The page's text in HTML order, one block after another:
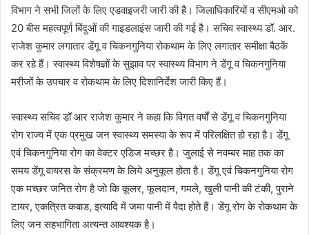
a
n
e
m
a
विभाग ने सभी जिलों के लिए एडवाइजरी जारी की है। जिलाधिकारियों व सीएमओ को
20 बीस महत्वपूर्ण बिंदुओं की गाइडलाइंस जारी की गई है। सचिव स्वास्थ्य डॉ. आर.
राजेश कुमार लगातार डेंगू व चिकनगुनिया रोकथाम के लिए लगातार समीक्षा बैठकें
कर रहे हैं। स्वास्थ्य विशेषज्ञों के सुझाव पर स्वास्थ्य विभाग ने डेंगू व चिकनगुनिया
मरीजों के उपचार व रोकथाम के लिए दिशानिर्देश जारी किए हैं।
स्वास्थ्य सचिव डॉ आर राजेश कुमार ने कहा कि विगत वर्षों से डेंगू व चिकनगुनिया
रोग राज्य में एक प्रमुख जन स्वास्थ्य समस्या के रूप में परिलक्षित हो रहा है। डेंगू
एवं चिकनगुनिया रोग का वेक्टर एडिज मच्छर है। जुलाई से नवम्बर माह तक का
समय डेंगू वायरस के संक्रमण के लिये अनुकूल होता है। डेंगू एवं चिकनगुनिया रोग
एक मच्छर जनित रोग है जो कि कूलर, फूलदान, गमले, खुली पानी की टंकी, पुराने
टायर, एकत्रित कबाड, इत्यादि में जमा पानी में पैदा होते हैं। डेंगू रोग के रोकथाम के
लिए जन सहभागिता अत्यन्त आवश्यक है।